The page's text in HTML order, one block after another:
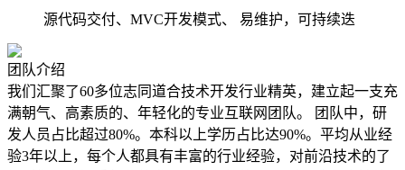
源代码交付、MVC开发模式、 易维护，可持续迭
团队介绍
我们汇聚了60多位志同道合技术开发行业精英，建立起一支充
满朝气、高素质的、年轻化的专业互联网团队。 团队中，研
发人员占比超过80%。本科以上学历占比达90%。平均从业经
验3年以上，每个人都具有丰富的行业经验，对前沿技术的了